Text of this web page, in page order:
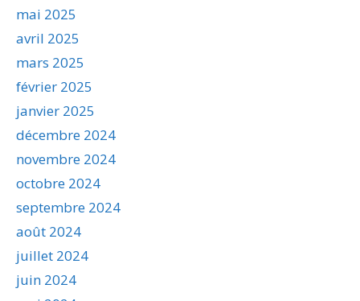
mai 2025
avril 2025
mars 2025
février 2025
janvier 2025
décembre 2024
novembre 2024
octobre 2024
septembre 2024
août 2024
juillet 2024
juin 2024